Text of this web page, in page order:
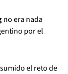
no era nada
por el
el reto de